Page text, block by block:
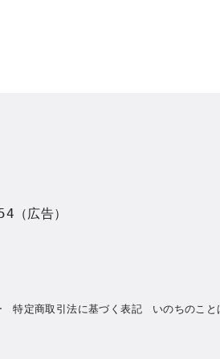
広告）
特定商取引法に基づく表記 いのちのこと